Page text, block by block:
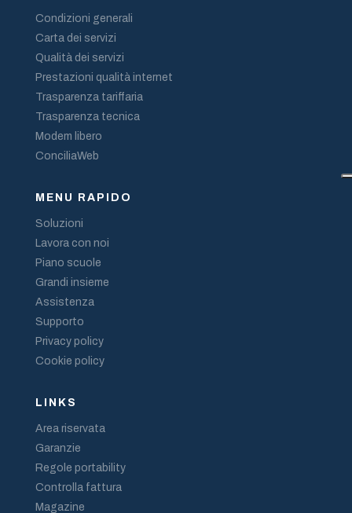
Condizioni generali
Carta dei servizi
Qualità dei servizi
Prestazioni qualità internet
Trasparenza tariffaria
Trasparenza tecnica
Modem libero
ConciliaWeb
MENU RAPIDO
Soluzioni
Lavora con noi
Piano scuole
Grandi insieme
Assistenza
Supporto
Privacy policy
Cookie policy
LINKS
Area riservata
Garanzie
Regole portability
Controlla fattura
Magazine